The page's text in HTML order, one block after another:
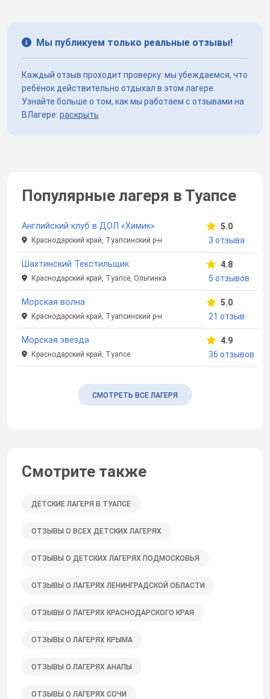
Мы публикуем только реальные отзывы!
Каждый отзыв проходит проверку: мы убеждаемся, что
ребёнок действительно отдыхал в этом лагере.
Узнайте больше о том, как мы работаем с отзывами на
ВЛагере: раскрыть
Популярные лагеря в Туапсе
Английский клуб в ДОЛ «Химик»
Краснодарский край, Туапсинский р-н
5.0
3 отзыва
Шахтинский Текстильщик
Краснодарский край, Туапсе, Ольгинка
4.8
5 отзывов
Морская волна
Краснодарский край, Туапсинский р-н
5.0
21 отзыв
Морская звезда
Краснодарский край, Туапсе
4.9
36 отзывов
СМОТРЕТЬ ВСЕ ЛАГЕРЯ
Смотрите также
ДЕТСКИЕ ЛАГЕРЯ В ТУАПСЕ
ОТЗЫВЫ О ВСЕХ ДЕТСКИХ ЛАГЕРЯХ
ОТЗЫВЫ О ДЕТСКИХ ЛАГЕРЯХ ПОДМОСКОВЬЯ
ОТЗЫВЫ О ЛАГЕРЯХ ЛЕНИНГРАДСКОЙ ОБЛАСТИ
ОТЗЫВЫ О ЛАГЕРЯХ КРАСНОДАРСКОГО КРАЯ
ОТЗЫВЫ О ЛАГЕРЯХ КРЫМА
ОТЗЫВЫ О ЛАГЕРЯХ АНАПЫ
ОТЗЫВЫ О ЛАГЕРЯХ СОЧИ